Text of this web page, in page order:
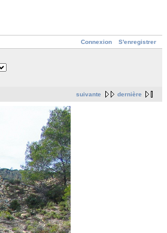
Connexion S'enregistrer
suivante dernière